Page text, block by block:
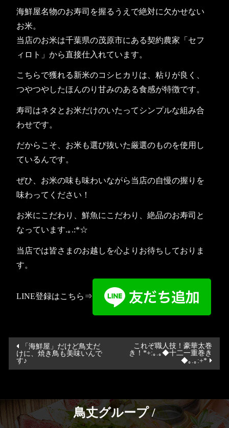
海鮮屋名物のお寿司を握るうえで絶対に欠かせない
お米。
当店のお米は千葉県の茂原市にある契約農家「セフ
ィロト」から直接仕入れています。
こちらで獲れる新米のコシヒカリは、粘りが良く、
つやつやしたほんのり甘みのある食感が特徴です。
寿司はネタとお米だけのいたってシンプルな組み合
わせです。
だからこそ、お米も選び抜いた厳選のものを使用し
ているんです。
ぜひ、お米の味も味わいながら当店の自慢の握りを
味わってください！
お米にこだわり、鮮魚にこだわり、絶品のお寿司と
なっています.｡.:*☆
当店では皆さまのお越しを心よりお待ちしておりま
す。
LINE登録はこちら⇒
投
稿
ナ
ゲ
ー
「海鮮屋」だけど鳥丈だ
けに、焼き鳥も美味いんで
す♪
これぞ職人技！豪華太巻
き！*+:｡.｡◆十二一重巻き
◆｡.｡:+*
鳥丈グループ /